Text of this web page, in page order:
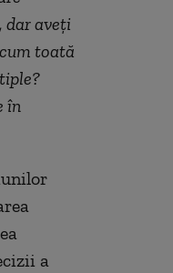
dar aveți
toată
în
a